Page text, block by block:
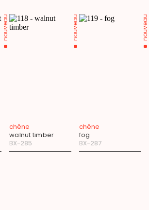
nouveau
chêne
walnut timber
BX-285
nouveau
chêne
fog
BX-287
nouveau